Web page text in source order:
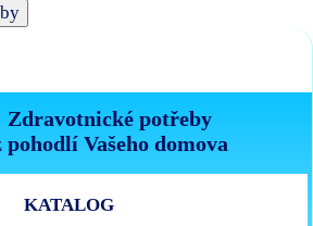
Zdravotnické potřeby
pohodlí Vašeho domova
KATALOG